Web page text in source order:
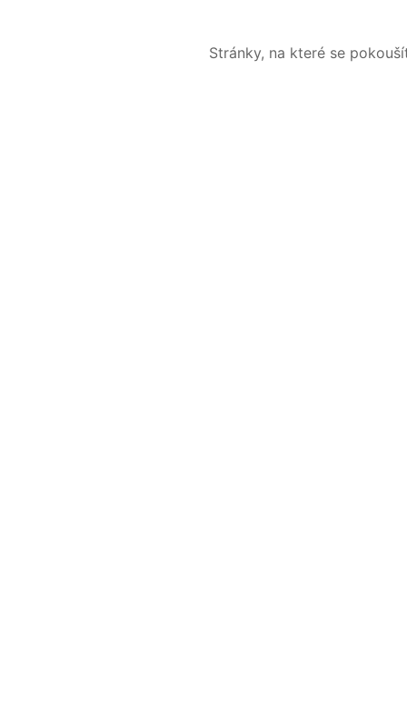
Stránky, na které se